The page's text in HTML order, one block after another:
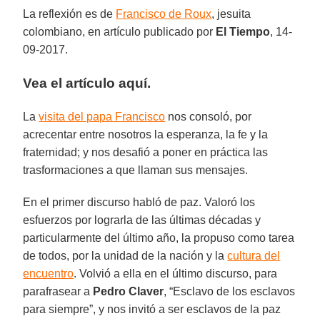
La reflexión es de Francisco de Roux, jesuita
colombiano, en artículo publicado por El Tiempo, 14-
09-2017.
Vea el artículo aquí.
Lavisita del papa Francisco nos consoló, por
acrecentar entre nosotros la esperanza, la fe y la
fraternidad; y nos desafió a poner en práctica las
trasformaciones a que llaman sus mensajes.
En el primer discurso habló de paz. Valoró los
esfuerzos por lograrla de las últimas décadas y
particularmente del último año, la propuso como tarea
de todos, por la unidad de la nación y lacultura del
encuentro. Volvió a ella en el último discurso, para
parafrasear a Pedro Claver, “Esclavo de los esclavos
para siempre”, y nos invitó a ser esclavos de la paz